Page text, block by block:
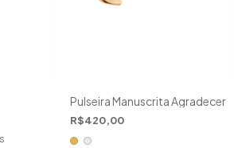
Pulseira Manuscrita Agradecer
R$420,00